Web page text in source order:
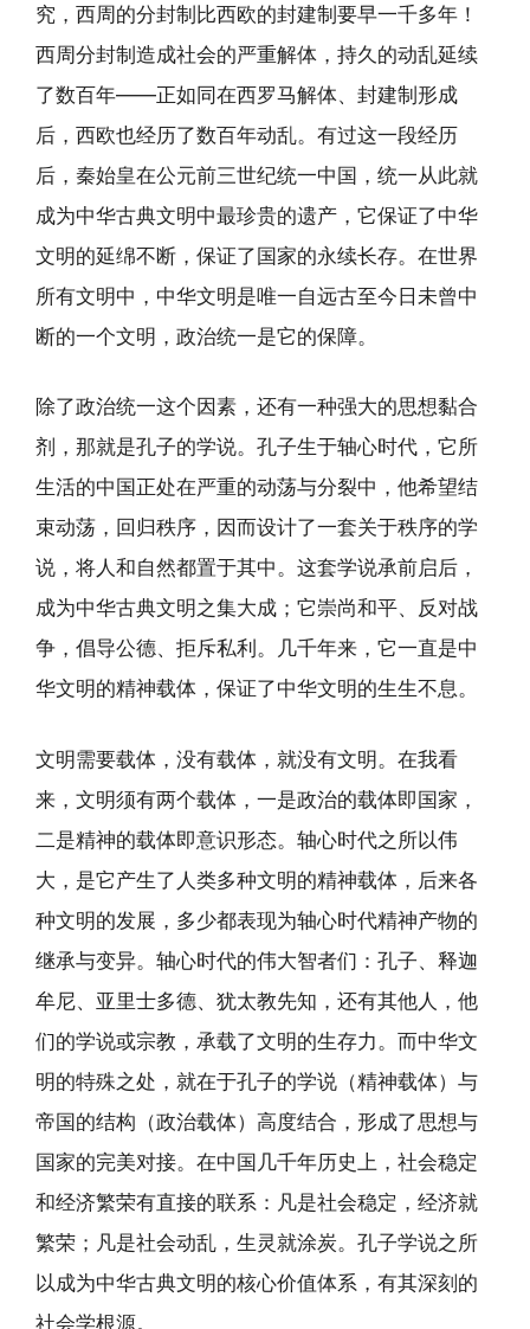
究，西周的分封制比西欧的封建制要早一千多年！
西周分封制造成社会的严重解体，持久的动乱延续
了数百年——正如同在西罗马解体、封建制形成
后，西欧也经历了数百年动乱。有过这一段经历
后，秦始皇在公元前三世纪统一中国，统一从此就
成为中华古典文明中最珍贵的遗产，它保证了中华
文明的延绵不断，保证了国家的永续长存。在世界
所有文明中，中华文明是唯一自远古至今日未曾中
断的一个文明，政治统一是它的保障。
除了政治统一这个因素，还有一种强大的思想黏合
剂，那就是孔子的学说。孔子生于轴心时代，它所
生活的中国正处在严重的动荡与分裂中，他希望结
束动荡，回归秩序，因而设计了一套关于秩序的学
说，将人和自然都置于其中。这套学说承前启后，
成为中华古典文明之集大成；它崇尚和平、反对战
争，倡导公德、拒斥私利。几千年来，它一直是中
华文明的精神载体，保证了中华文明的生生不息。
文明需要载体，没有载体，就没有文明。在我看
来，文明须有两个载体，一是政治的载体即国家，
二是精神的载体即意识形态。轴心时代之所以伟
大，是它产生了人类多种文明的精神载体，后来各
种文明的发展，多少都表现为轴心时代精神产物的
继承与变异。轴心时代的伟大智者们：孔子、释迦
牟尼、亚里士多德、犹太教先知，还有其他人，他
们的学说或宗教，承载了文明的生存力。而中华文
明的特殊之处，就在于孔子的学说（精神载体）与
帝国的结构（政治载体）高度结合，形成了思想与
国家的完美对接。在中国几千年历史上，社会稳定
和经济繁荣有直接的联系：凡是社会稳定，经济就
繁荣；凡是社会动乱，生灵就涂炭。孔子学说之所
以成为中华古典文明的核心价值体系，有其深刻的
社会学根源。